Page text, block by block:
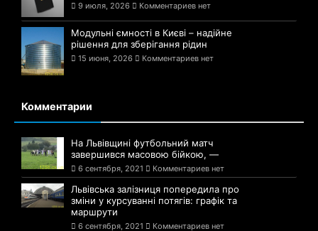
9 июля, 2026 Комментариев нет
Модульні ємності в Києві – надійне
рішення для зберігання рідин
15 июня, 2026 Комментариев нет
Комментарии
На Львівщині футбольний матч
завершився масовою бійкою, —
6 сентября, 2021 Комментариев нет
Львівська залізниця попередила про
зміни у курсуванні потягів: графік та
маршрути
6 сентября, 2021 Комментариев нет